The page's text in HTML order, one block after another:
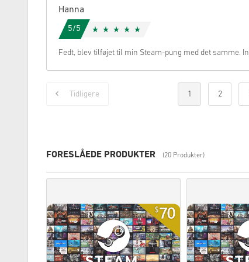
Hanna
5/5
Fedt, blev tilføjet til min Steam-pung med det samme.
Tidligere 1 2
FORESLÅEDE PRODUKTER (20 Produkter)